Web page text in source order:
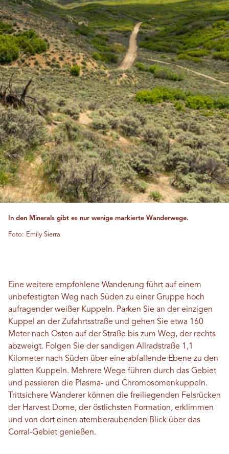
In den Minerals gibt es nur wenige markierte Wanderwege.
Foto: Emily Sierra
Eine weitere empfohlene Wanderung führt auf einem
unbefestigten Weg nach Süden zu einer Gruppe hoch
aufragender weißer Kuppeln. Parken Sie an der einzigen
Kuppel an der Zufahrtsstraße und gehen Sie etwa 160
Meter nach Osten auf der Straße bis zum Weg, der rechts
abzweigt. Folgen Sie der sandigen Allradstraße 1,1
Kilometer nach Süden über eine abfallende Ebene zu den
glatten Kuppeln. Mehrere Wege führen durch das Gebiet
und passieren die Plasma- und Chromosomenkuppeln.
Trittsichere Wanderer können die freiliegenden Felsrücken
der Harvest Dome, der östlichsten Formation, erklimmen
und von dort einen atemberaubenden Blick über das
Corral-Gebiet genießen.